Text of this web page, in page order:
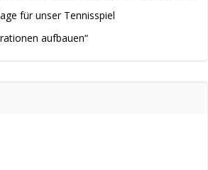
für unser Tennisspiel
aufbauen“